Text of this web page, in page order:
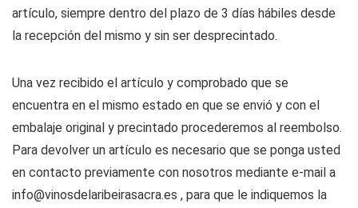
artículo, siempre dentro del plazo de 3 días hábiles desde
la recepción del mismo y sin ser desprecintado.
Una vez recibido el artículo y comprobado que se
encuentra en el mismo estado en que se envió y con el
embalaje original y precintado procederemos al reembolso.
Para devolver un artículo es necesario que se ponga usted
en contacto previamente con nosotros mediante e-mail a
info@vinosdelaribeirasacra.es , para que le indiquemos la